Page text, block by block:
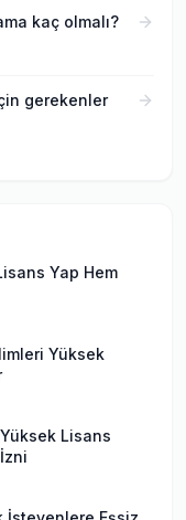
kaç olmalı?
gerekenler
Yap Hem
Yüksek
Lisans